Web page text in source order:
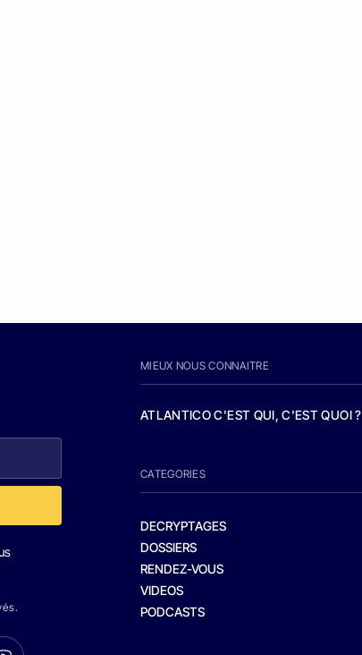
MIEUX NOUS CONNAITRE
ATLANTICO C'EST QUI, C'EST QUOI ?
CATEGORIES
DECRYPTAGES
DOSSIERS
RENDEZ-VOUS
VIDEOS
PODCASTS